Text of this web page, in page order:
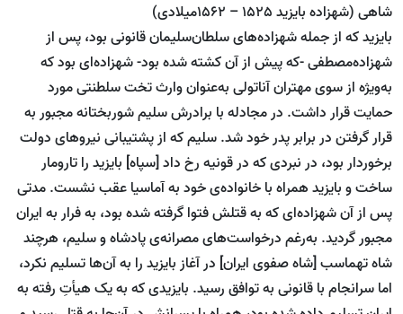
شاهی (شهزاده بایزید 1525 – 1562میلادی)
بایزید که از جمله شهزاده‌های سلطان‌سلیمان قانونی بود، پس از
شهزاده‌مصطفی -که پیش از آن کشته شده بود- شهزاده‌ای بود که
به‌ویژه از سوی مهتران آناتولی به‌عنوان وارث تخت سلطنتی مورد
حمایت قرار داشت. در مجادله با برادرش سلیم شوربختانه مجبور به
قرار گرفتن در برابر پدر خود شد. سلیم که از پشتیبانی نیروهای دولت
برخوردار بود، در نبردی که در قونیه رخ داد [سپاه] بایزید را تارومار
ساخت و بایزید همراه با خانواده‌ی خود به آماسیا عقب نشست. مدتی
پس از آن شهزاده‌ا‌ی که به قتلش فتوا گرفته شده بود، به فرار به ایران
مجبور گردید. به‌رغم درخواست‌های مصرانه‌ی پادشاه و سلیم، هرچند
شاه تهماسب [شاه صفوی ایران] در آغاز بایزید را به آن‌ها تسلیم نکرد،
اما سرانجام با قانونی به توافق رسید. بایزیدی که به یک هیأتِ رفته به